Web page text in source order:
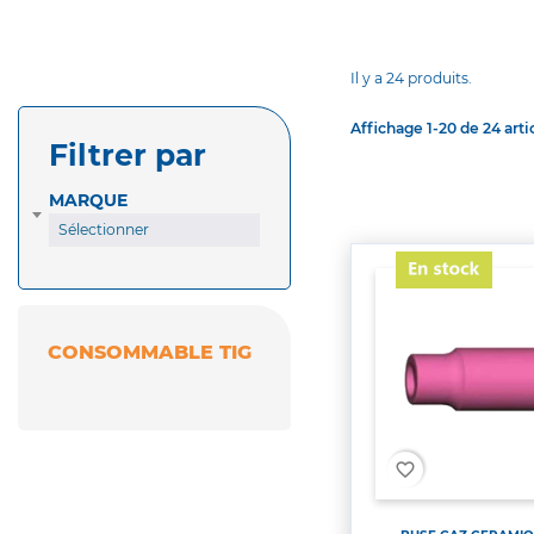
Filtrer par
MARQUE
Sélectionner
CONSOMMABLE TIG
Il y a 24 produits.
Affichage 1-20 de 24
favorite_border